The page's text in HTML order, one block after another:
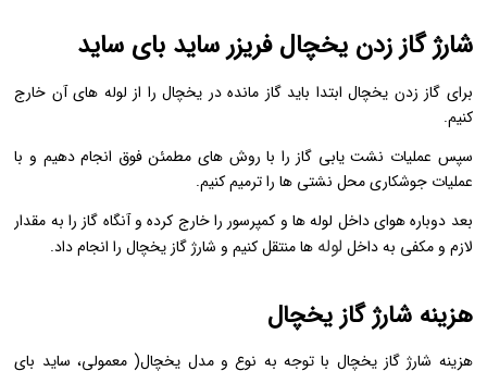
شارژ گاز زدن یخچال فریزر ساید بای ساید
برای گاز زدن یخچال ابتدا باید گاز مانده در یخچال را از لوله های آن خارج
کنیم.
سپس عملیات نشت یابی گاز را با روش های مطمئن فوق انجام دهیم و با
عملیات جوشکاری محل نشتی ها را ترمیم کنیم.
بعد دوباره هوای داخل لوله ها و کمپرسور را خارج کرده و آنگاه گاز را به مقدار
لازم و مکفی به داخل لوله ها منتقل کنیم و شارژ گاز یخچال را انجام داد.
هزینه شارژ گاز یخچال
هزینه شارژ گاز یخچال با توجه به نوع و مدل یخچال( معمولی، ساید بای